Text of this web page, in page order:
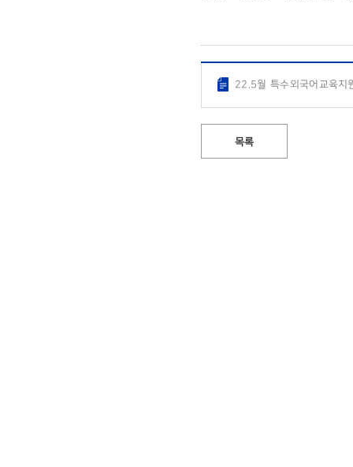
22.5월 특수외국어교육지
목록